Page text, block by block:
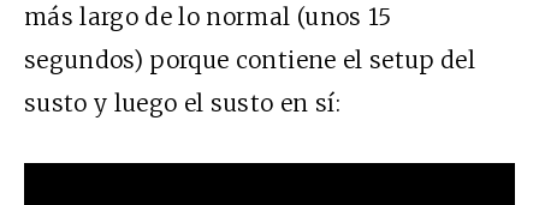
más largo de lo normal (unos 15
segundos) porque contiene el setup del
susto y luego el susto en sí: